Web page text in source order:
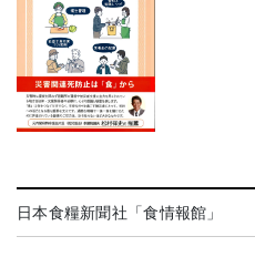
日本食糧新聞社「食情報館」